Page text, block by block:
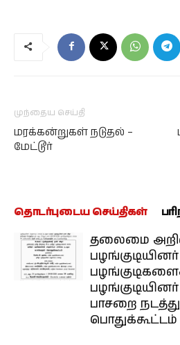
முந்தைய செய்தி
மரக்கன்றுகள் நடுதல் –
மேட்டூர்
தொடர்புடைய செய்திகள்
தலைமை
பழங்குடியினர்
பாசறை
பொதுக்கூட்டம்